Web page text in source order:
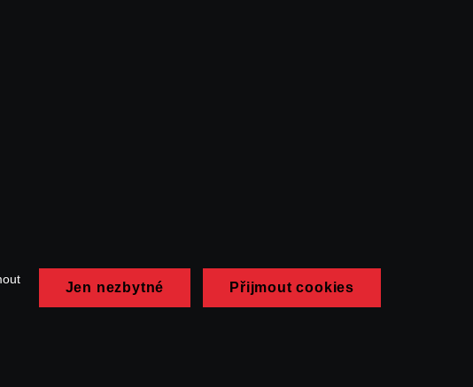
Jen nezbytné Přijmout cookies